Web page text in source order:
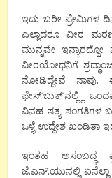
ಇದು ಬರೀ ಪ್ರೇಮಿಗಳ
ಎಲ್ಲಾದರೂ ವೀರ
ಮುನ್ನವೇ
ವೀರಯೋಧನಿಗೆ
ನೋಡಿದ್ದೇವೆ ನಾವು.
ಫೇಸ್’ಬುಕ್’ನಲ್ಲ್ಲಿ
ವಿನಹ ಸತ್ಯ ಸಂಗತಿಗಳ
ಒಳ್ಳೆ ಉದ್ದೇಶ ಖಂಡಿತಾ
ಇಂತಹ ಅಸಂಬದ್ಧ
ಜೆ.ಎನ್.ಯುನಲ್ಲಿ